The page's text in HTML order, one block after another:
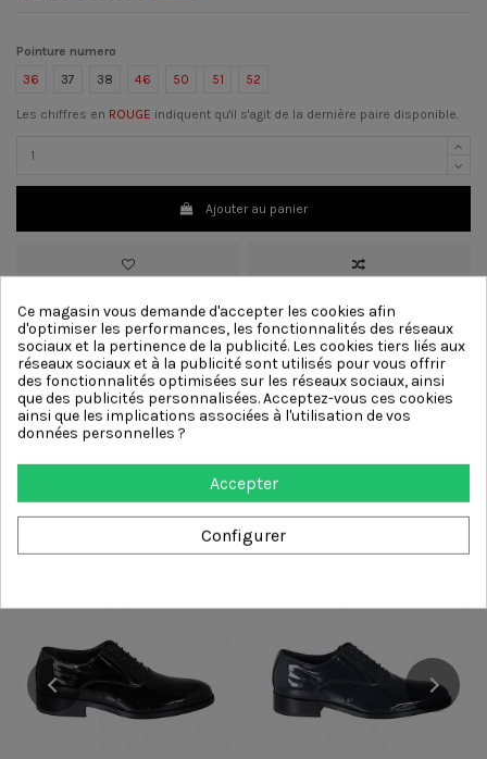
Pointure numero
36
37 38 46 50 51 52
Les chiffres en ROUGE indiquent qu'il s'agit de la dernière paire disponible.
Ajouter au panier
>MatériauCuir
>Couleur :Noir
>DoublureCuir
>SemelleCuir
>Décoration : Lacets
Autres produits de la même
catégorie
-46,00 € -46,00 €
Ce magasin vous demande d'accepter les cookies afin
d'optimiser les performances, les fonctionnalités des réseaux
sociaux et la pertinence de la publicité. Les cookies tiers liés aux
réseaux sociaux et à la publicité sont utilisés pour vous offrir
des fonctionnalités optimisées sur les réseaux sociaux, ainsi
que des publicités personnalisées. Acceptez-vous ces cookies
ainsi que les implications associées à l'utilisation de vos
données personnelles ?
Accepter
Configurer